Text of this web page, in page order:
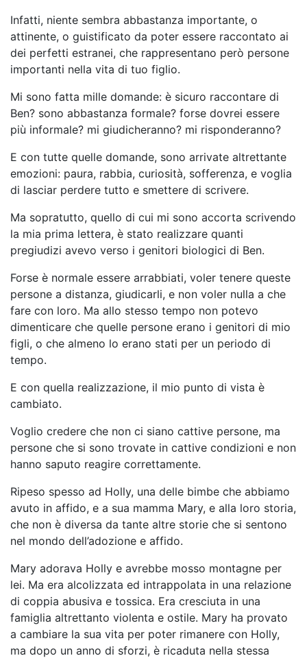
Infatti, niente sembra abbastanza importante, o
attinente, o guistificato da poter essere raccontato ai
dei perfetti estranei, che rappresentano però persone
importanti nella vita di tuo figlio.
Mi sono fatta mille domande: è sicuro raccontare di
Ben? sono abbastanza formale? forse dovrei essere
più informale? mi giudicheranno? mi risponderanno?
E con tutte quelle domande, sono arrivate altrettante
emozioni: paura, rabbia, curiosità, sofferenza, e voglia
di lasciar perdere tutto e smettere di scrivere.
Ma sopratutto, quello di cui mi sono accorta scrivendo
la mia prima lettera, è stato realizzare quanti
pregiudizi avevo verso i genitori biologici di Ben.
Forse è normale essere arrabbiati, voler tenere queste
persone a distanza, giudicarli, e non voler nulla a che
fare con loro. Ma allo stesso tempo non potevo
dimenticare che quelle persone erano i genitori di mio
figli, o che almeno lo erano stati per un periodo di
tempo.
E con quella realizzazione, il mio punto di vista è
cambiato.
Voglio credere che non ci siano cattive persone, ma
persone che si sono trovate in cattive condizioni e non
hanno saputo reagire correttamente.
Ripeso spesso ad Holly, una delle bimbe che abbiamo
avuto in affido, e a sua mamma Mary, e alla loro storia,
che non è diversa da tante altre storie che si sentono
nel mondo dell’adozione e affido.
Mary adorava Holly e avrebbe mosso montagne per
lei. Ma era alcolizzata ed intrappolata in una relazione
di coppia abusiva e tossica. Era cresciuta in una
famiglia altrettanto violenta e ostile. Mary ha provato
a cambiare la sua vita per poter rimanere con Holly,
ma dopo un anno di sforzi, è ricaduta nella stessa